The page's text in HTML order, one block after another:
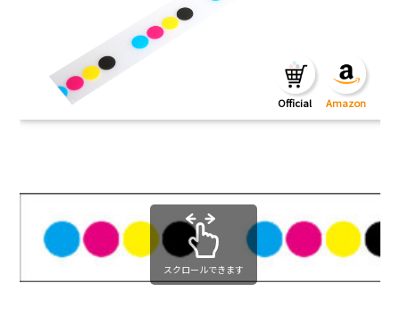
スクロールできます